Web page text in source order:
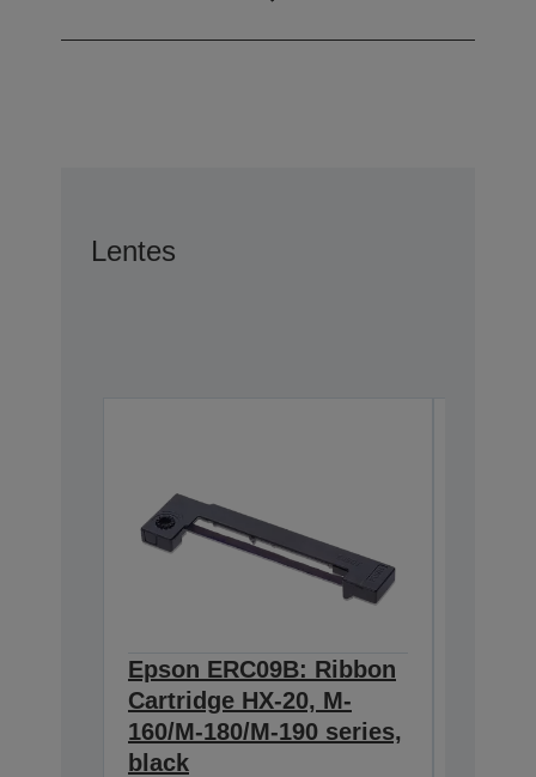
Lentes
Epson ERC09B: Ribbon
Cartridge HX-20, M-
160/M-180/M-190 series,
black